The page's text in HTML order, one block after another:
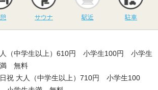
サウナ 駅近 駐車
（中学生以上）610円 小学生100円 小学生
無料
祝 大人（中学生以上）710円 小学生100